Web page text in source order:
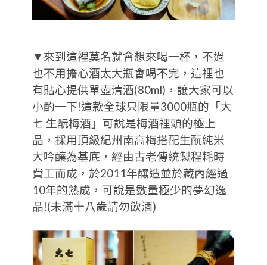
▼來到這裡莫名就會想來喝一杯，不過
也不用擔心酒太大瓶會喝不完，這裡也
有貼心提供單壺清酒(80ml)，讓大家可以
小酌一下!這款全球只限量3000瓶的「大
七 生酛梅酒」可說是梅酒裡頭的極上
品，採用頂級紀州南高梅搭配生酛純米
大吟釀為基底，經由古老傳統製程耗時
費工而成，於2011年釀造並於藏內經過
10年的熟成，可說是數量極少的夢幻逸
品!(未滿十八歲請勿飲酒)